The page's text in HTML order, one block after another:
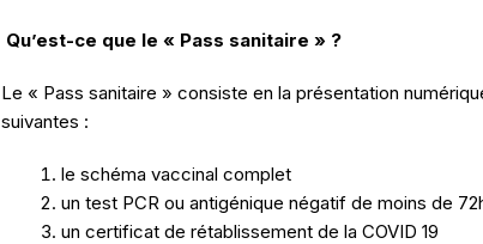
Qu’est-ce que le « Pass sanitaire » ?
Le « Pass sanitaire » consiste en la présentation
suivantes :
le schéma vaccinal complet
un test PCR ou antigénique négatif de moins de
un certificat de rétablissement de la COVID 19